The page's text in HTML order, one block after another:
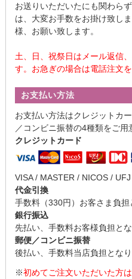
お送りいただいたにも関わら
は、大変お手数をお掛け致し
様、お願い致します。
土、日、祝祭日はメール返信
す。お急ぎの場合は電話注文を
お支払い方法
お支払い方法はクレジットカ
／コンビニ振替の4種類をご用
クレジットカード
VISA / MASTER / NICOS /
代金引換
手数料（330円）お客さま負担
銀行振込
先払い、手数料お客様負担とな
郵便／コンビニ振替
後払い、手数料当店負担となり
※初めてご注文いただいた方